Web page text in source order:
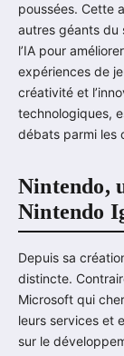
poussées. Cette
autres géants du
l’IA pour
expériences de
créativité et
technologiques,
débats parmi les
Nintendo,
Nintendo
Depuis sa
distincte.
Microsoft qui
leurs services et
sur le